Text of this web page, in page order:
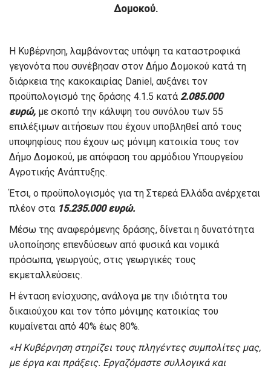
Δομοκού.
Η Κυβέρνηση, λαμβάνοντας υπόψη τα καταστροφικά
γεγονότα που συνέβησαν στον Δήμο Δομοκού κατά τη
διάρκεια της κακοκαιρίας Daniel, αυξάνει τον
προϋπολογισμό της δράσης 4.1.5 κατά 2.085.000
ευρώ, με σκοπό την κάλυψη του συνόλου των 55
επιλέξιμων αιτήσεων που έχουν υποβληθεί από τους
υποψηφίους που έχουν ως μόνιμη κατοικία τους τον
Δήμο Δομοκού, με απόφαση του αρμόδιου Υπουργείου
Αγροτικής Ανάπτυξης.
Έτσι, ο προϋπολογισμός για τη Στερεά Ελλάδα ανέρχεται
πλέον στα 15.235.000 ευρώ.
Μέσω της αναφερόμενης δράσης, δίνεται η δυνατότητα
υλοποίησης επενδύσεων από φυσικά και νομικά
πρόσωπα, γεωργούς, στις γεωργικές τους
εκμεταλλεύσεις.
Η ένταση ενίσχυσης, ανάλογα με την ιδιότητα του
δικαιούχου και τον τόπο μόνιμης κατοικίας του
κυμαίνεται από 40% έως 80%.
«Η Κυβέρνηση στηρίζει τους πληγέντες συμπολίτες μας,
με έργα και πράξεις. Εργαζόμαστε συλλογικά και